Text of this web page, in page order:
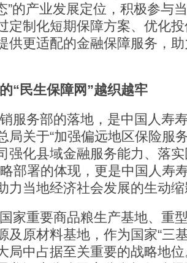
”的产业发展定位，积极参与
定制化短期保障方案、优化
供更适配的金融保障服务，
“民生保障网”越织越牢
服务部的落地，是中国人寿
局关于“加强偏远地区保险服
强化县域金融服务能力、落
部署的体现，更是中国人寿
力当地经济社会发展的生动
家重要商品粮生产基地、重
及原材料基地，作为国家“三
局中占据至关重要的战略地